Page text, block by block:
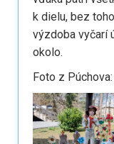
k dielu, bez
výzdoba vyčarí
okolo.
Foto z Púchova: